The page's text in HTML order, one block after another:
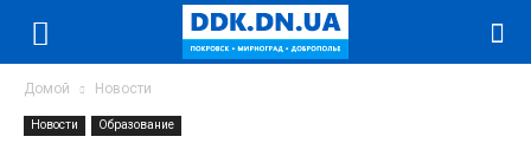
Домой Новости
Новости Образование